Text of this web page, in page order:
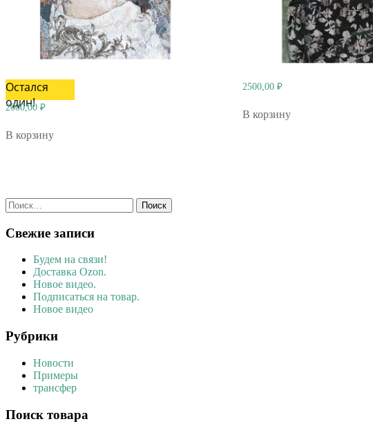
Остался
один!
2000,00 ₽
В корзину
2500,00₽
В корзину
Найти:
Свежие записи
Будем на связи!
Доставка Ozon.
Новое видео.
Подписаться на товар.
Новое видео
Рубрики
Новости
Примеры
трансфер
Поиск товара